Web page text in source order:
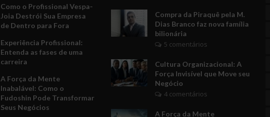
Como o Profissional Vespa-
Joia Destrói Sua Empresa
de Dentro para Fora
Experiência Profissional:
Entenda as fases de uma
carreira
A Força da Mente
Inabalável: Como o
Fudoshin Pode Transformar
Seus Negócios
Compra da Piraquê pela M.
Dias Branco faz nova família
bilionária
5 comentários
Cultura Organizacional: A
Força Invisível que Move seu
Negócio
4 comentários
A Força da Mente